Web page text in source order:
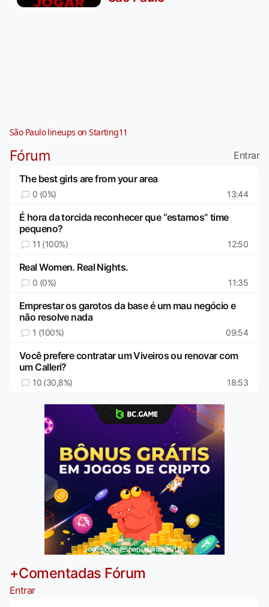
São Paulo lineups on Starting11
Fórum
Entrar
The best girls are from your area
0 (0%) 13:44
É hora da torcida reconhecer que “estamos” time
pequeno?
11 (100%) 12:50
Real Women. Real Nights.
0 (0%) 11:35
Emprestar os garotos da base é um mau negócio e
não resolve nada
1 (100%) 09:54
Você prefere contratar um Viveiros ou renovar com
um Calleri?
10 (30,8%) 18:53
Jogue com responsabilidade. 18+
+Comentadas Fórum
Entrar